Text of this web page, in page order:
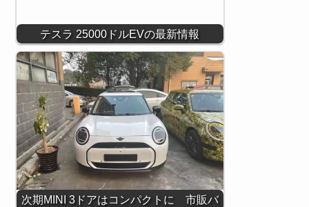
テスラ 25000ドルEVの最新情報
次期MINI 3ドアはコンパクトに 市販バ